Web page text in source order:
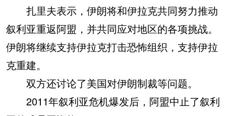
扎里夫表示，伊朗将和伊拉克共同努力推动
叙利亚重返阿盟，并共同应对地区的各项挑战。
伊朗将继续支持伊拉克打击恐怖组织，支持伊拉
克重建。
双方还讨论了美国对伊朗制裁等问题。
2011年叙利亚危机爆发后，阿盟中止了叙利